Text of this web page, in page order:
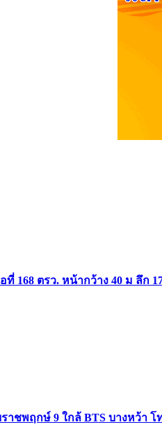
ที่ 168 ตรว. หน้ากว้าง 40 ม ลึก
พฤกษ์ 9 ใกล้ BTS บางหว้า โท